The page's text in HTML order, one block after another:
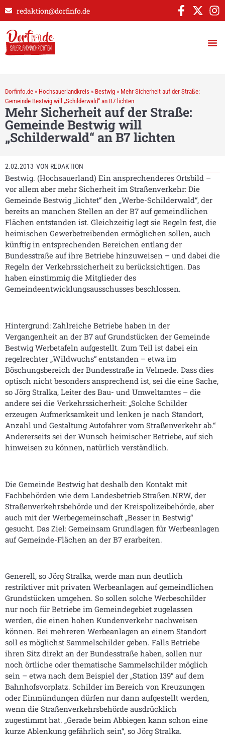
redaktion@dorfinfo.de
Dorfinfo.de » Hochsauerlandkreis » Bestwig » Mehr Sicherheit auf der Straße:
Gemeinde Bestwig will „Schilderwald“ an B7 lichten
Mehr Sicherheit auf der Straße:
Gemeinde Bestwig will
„Schilderwald“ an B7 lichten
2.02.2013 VON REDAKTION
Bestwig. (Hochsauerland) Ein ansprechenderes Ortsbild –
vor allem aber mehr Sicherheit im Straßenverkehr: Die
Gemeinde Bestwig „lichtet“ den „Werbe-Schilderwald“, der
bereits an manchen Stellen an der B7 auf gemeindlichen
Flächen entstanden ist. Gleichzeitig legt sie Regeln fest, die
heimischen Gewerbetreibenden ermöglichen sollen, auch
künftig in entsprechenden Bereichen entlang der
Bundesstraße auf ihre Betriebe hinzuweisen – und dabei die
Regeln der Verkehrssicherheit zu berücksichtigen. Das
haben einstimmig die Mitglieder des
Gemeindeentwicklungsausschusses beschlossen.
Hintergrund: Zahlreiche Betriebe haben in der
Vergangenheit an der B7 auf Grundstücken der Gemeinde
Bestwig Werbetafeln aufgestellt. Zum Teil ist dabei ein
regelrechter „Wildwuchs“ entstanden – etwa im
Böschungsbereich der Bundesstraße in Velmede. Dass dies
optisch nicht besonders ansprechend ist, sei die eine Sache,
so Jörg Stralka, Leiter des Bau- und Umweltamtes – die
andere sei die Verkehrssicherheit: „Solche Schilder
erzeugen Aufmerksamkeit und lenken je nach Standort,
Anzahl und Gestaltung Autofahrer vom Straßenverkehr ab.“
Andererseits sei der Wunsch heimischer Betriebe, auf sich
hinweisen zu können, natürlich verständlich.
Die Gemeinde Bestwig hat deshalb den Kontakt mit
Fachbehörden wie dem Landesbetrieb Straßen.NRW, der
Straßenverkehrsbehörde und der Kreispolizeibehörde, aber
auch mit der Werbegemeinschaft „Besser in Bestwig“
gesucht. Das Ziel: Gemeinsam Grundlagen für Werbeanlagen
auf Gemeinde-Flächen an der B7 erarbeiten.
Generell, so Jörg Stralka, werde man nun deutlich
restriktiver mit privaten Werbeanlagen auf gemeindlichen
Grundstücken umgehen. So sollen solche Werbeschilder
nur noch für Betriebe im Gemeindegebiet zugelassen
werden, die einen hohen Kundenverkehr nachweisen
können. Bei mehreren Werbeanlagen an einem Standort
soll es möglichst Sammelschilder geben. Falls Betriebe
ihren Sitz direkt an der Bundesstraße haben, sollen nur
noch örtliche oder thematische Sammelschilder möglich
sein – etwa nach dem Beispiel der „Station 139“ auf dem
Bahnhofsvorplatz. Schilder im Bereich von Kreuzungen
oder Einmündungen dürfen nur dann aufgestellt werden,
wenn die Straßenverkehrsbehörde ausdrücklich
zugestimmt hat. „Gerade beim Abbiegen kann schon eine
kurze Ablenkung gefährlich sein“, so Jörg Stralka.